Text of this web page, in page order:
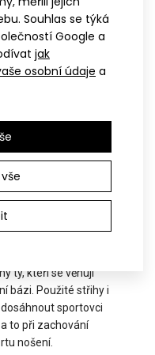
Souhlas se týká
Google a
jak
osobní údaje a
zipem REVOLT
Espa..
a nevíte, co na
je přesně pro
nejlepší poměr cena /
jak pro úplné
sezónu.
je vhodné pro všechny
ty, kteří se věnují
bázi. Použité střihy i
sportovci
to při zachování
nošení.